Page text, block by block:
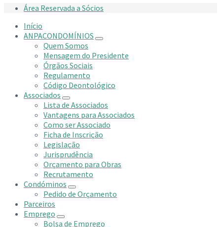
Área Reservada a Sócios
Início
ANPACONDOMÍNIOS
Quem Somos
Mensagem do Presidente
Órgãos Sociais
Regulamento
Código Deontológico
Associados
Lista de Associados
Vantagens para Associados
Como ser Associado
Ficha de Inscrição
Legislação
Jurisprudência
Orçamento para Obras
Recrutamento
Condóminos
Pedido de Orçamento
Parceiros
Emprego
Bolsa de Emprego